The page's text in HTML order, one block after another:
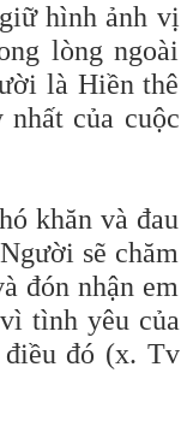
hình ảnh vị
lòng ngoài
là Hiền thê
nhất của cuộc
khăn và đau
sẽ chăm
đón nhận em
tình yêu của
đó (x. Tv